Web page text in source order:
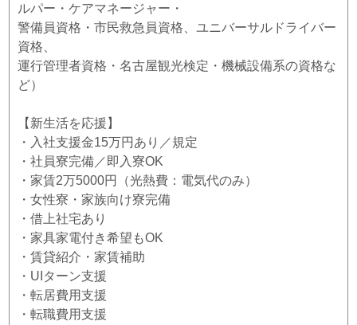
ルパー・ケアマネージャー・
警備員資格・市民救急員資格、ユニバーサルドライバー
資格、
運行管理者資格・名古屋観光検定・機械設備系の資格な
ど）
【新生活を応援】
・入社支援金15万円あり／規定
・社員寮完備／即入寮OK
・家賃2万5000円（光熱費：電気代のみ）
・女性寮・家族向け寮完備
・借上社宅あり
・家具家電付き希望もOK
・賃貸紹介・家賃補助
・UIターン支援
・転居費用支援
・転職費用支援